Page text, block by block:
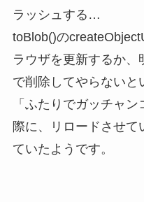
ラッシュする…
toBlob()の
ラウザを更新するか
で削除してやらないと
「ふたりでガッチャ
際に、リロードさせて
ていたようです。